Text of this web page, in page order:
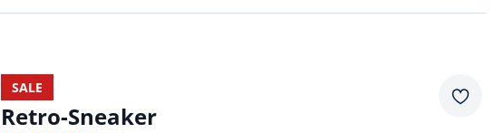
SALE
Retro-Sneaker